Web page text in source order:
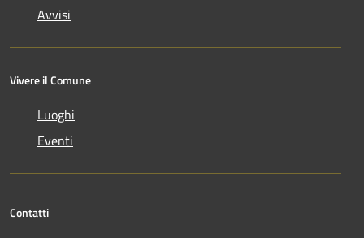
Avvisi
Vivere il Comune
Luoghi
Eventi
Contatti